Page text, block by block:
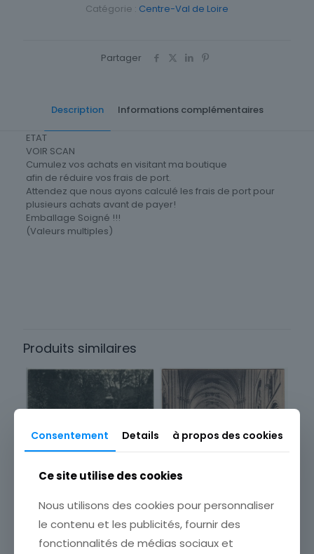
Catégorie : Centre-Val de Loire
Partager
Description Informations complémentaires
ETAT
VOIR SCAN
Cumulez vos achats en visitant ma boutique
afin de réduire vos frais de port.
Attendez que nous ayons calculé les frais de port pour
plusieurs achats avant de payer!
Emballage Soigné !!!
(Valeurs multiples)
Produits similaires
CPA TOURS JARDIN DES
ETAT VOIR SCAN Cumulez
boutique afin de réduire
vos frais de port. Attendez
Consentement Details à propos des cookies
Ce site utilise des cookies
Nous utilisons des cookies pour personnaliser
le contenu et les publicités, fournir des
fonctionnalités de médias sociaux et